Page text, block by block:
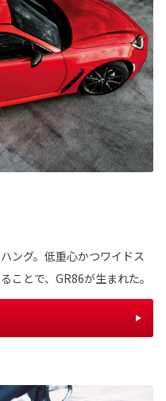
ング。低重心かつワイドス
ことで、GR86が生まれた。